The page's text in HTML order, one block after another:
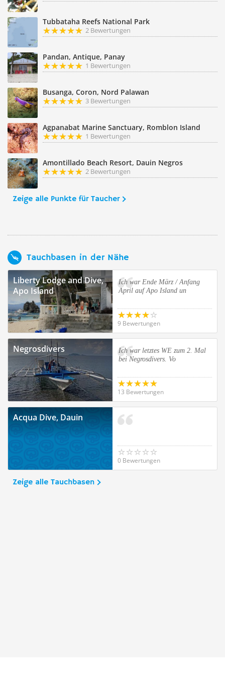
Tubbataha Reefs National Park
2 Bewertungen
Pandan, Antique, Panay
1 Bewertungen
Busanga, Coron, Nord Palawan
3 Bewertungen
Agpanabat Marine Sanctuary, Romblon Island
1 Bewertungen
Amontillado Beach Resort, Dauin Negros
2 Bewertungen
Zeige alle Punkte für Taucher
Tauchbasen in der Nähe
Liberty Lodge and Dive,
Apo Island
Ich war Ende März / Anfang
April auf Apo Island un
9 Bewertungen
Negrosdivers
Ich war letztes WE zum 2. Mal
bei Negrosdivers. Vo
13 Bewertungen
Acqua Dive, Dauin
0 Bewertungen
Zeige alle Tauchbasen